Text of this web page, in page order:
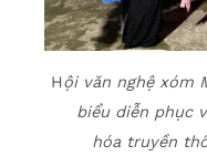
Hội văn nghệ xóm
biểu diễn phục
hóa truyền